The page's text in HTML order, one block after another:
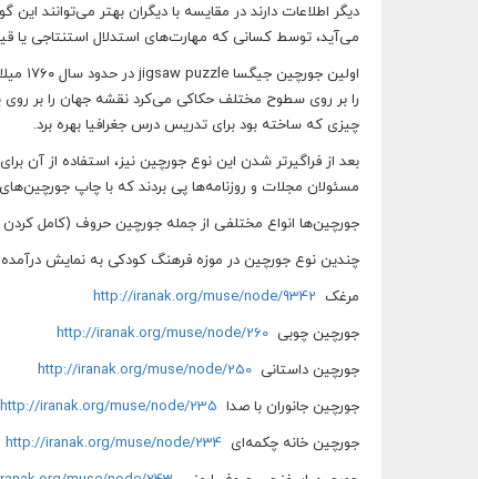
دیگر اطلاعات دارند در مقایسه با دیگران بهتر
می‌آید، توسط کسانی که مهارت‌های استدلال استنتاجی یا
را بر روی سطوح مختلف حکاکی می‌کرد نقشه جهان را بر
چیزی که ساخته بود برای تدریس درس جغرافیا بهره برد.
مسئولان مجلات و روزنامه‌ها پی بردند که با چاپ
جورچین‌ها انواع مختلفی از جمله جورچین حروف (کامل
چندین نوع جورچین در موزه فرهنگ کودکی به نمایش
مرغک http://iranak.org/muse/node/9342
جورچین چوبی http://iranak.org/muse/node/260
جورچین داستانی http://iranak.org/muse/node/250
جورچین جانوران با صدا http://iranak.org/muse/node/235
جورچین خانه چکمه‌ای http://iranak.org/muse/node/234